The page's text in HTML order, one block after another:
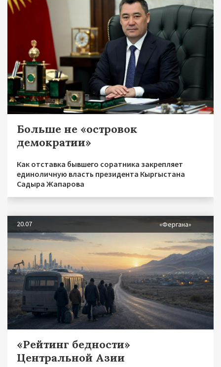
Больше не «островок
демократии»
Как отставка бывшего соратника закрепляет
единоличную власть президента Кыргыстана
Садыра Жапарова
20.07 «Фергана»
«Рейтинг бедности»
Центральной Азии